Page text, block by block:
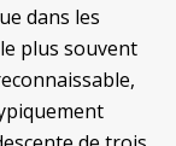
dans les
plus souvent